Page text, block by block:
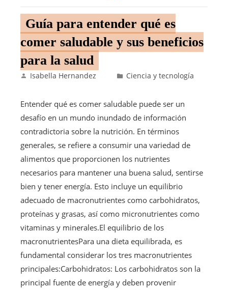
Guía para entender qué es
comer saludable y sus beneficios
para la salud
Isabella Hernandez Ciencia y tecnología
Entender qué es comer saludable puede ser un
desafío en un mundo inundado de información
contradictoria sobre la nutrición. En términos
generales, se refiere a consumir una variedad de
alimentos que proporcionen los nutrientes
necesarios para mantener una buena salud, sentirse
bien y tener energía. Esto incluye un equilibrio
adecuado de macronutrientes como carbohidratos,
proteínas y grasas, así como micronutrientes como
vitaminas y minerales.El equilibrio de los
macronutrientesPara una dieta equilibrada, es
fundamental considerar los tres macronutrientes
principales:Carbohidratos: Los carbohidratos son la
principal fuente de energía y deben provenir